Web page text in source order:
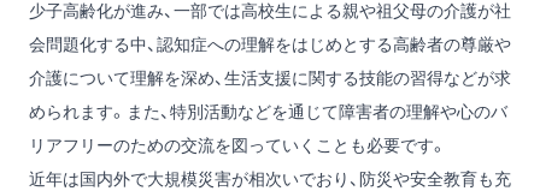
少子高齢化が進み、一部では高校生による親や祖父母の介護が社
会問題化する中、認知症への理解をはじめとする高齢者の尊厳や
介護について理解を深め、生活支援に関する技能の習得などが求
められます。また、特別活動などを通じて障害者の理解や心のバ
リアフリーのための交流を図っていくことも必要です。
近年は国内外で大規模災害が相次いでおり、防災や安全教育も充